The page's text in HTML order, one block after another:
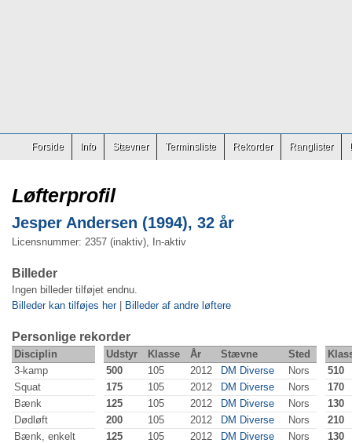
Forside Info Stævner Terminsliste Rekorder Ranglister
Løfterprofil
Jesper Andersen (1994), 32 år
Licensnummer: 2357 (inaktiv), In-aktiv
Billeder
Ingen billeder tilføjet endnu.
Billeder kan tilføjes her| Billeder af andre løftere
Personlige rekorder
Disciplin Udstyr Klasse År Stævne Sted
3-kamp
500 105 2012 DM Diverse Nors
510
Squat
175 105 2012 DM Diverse Nors
170
Bænk
125 105 2012 DM Diverse Nors
130
Dødløft
200 105 2012 DM Diverse Nors
210
Bænk, enkelt
125 105 2012 DM Diverse Nors 130